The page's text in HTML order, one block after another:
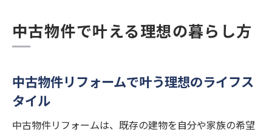
中古物件で叶える理想の暮らし方
中古物件リフォームで叶う理想のライフス
タイル
中古物件リフォームは、既存の建物を自分や家族の希望